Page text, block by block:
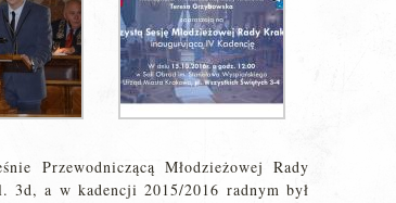
Przewodniczącą Młodzieżowej Rady
3d, a w kadencji 2015/2016 radnym był